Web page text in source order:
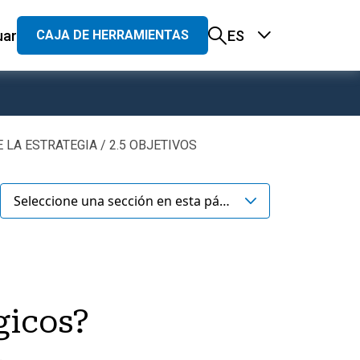
principal
CAJA DE HERRAMIENTAS ES
Governance
de los accionistas
LA ESTRATEGIA
2.5 OBJETIVOS
Seleccione una sección en esta página